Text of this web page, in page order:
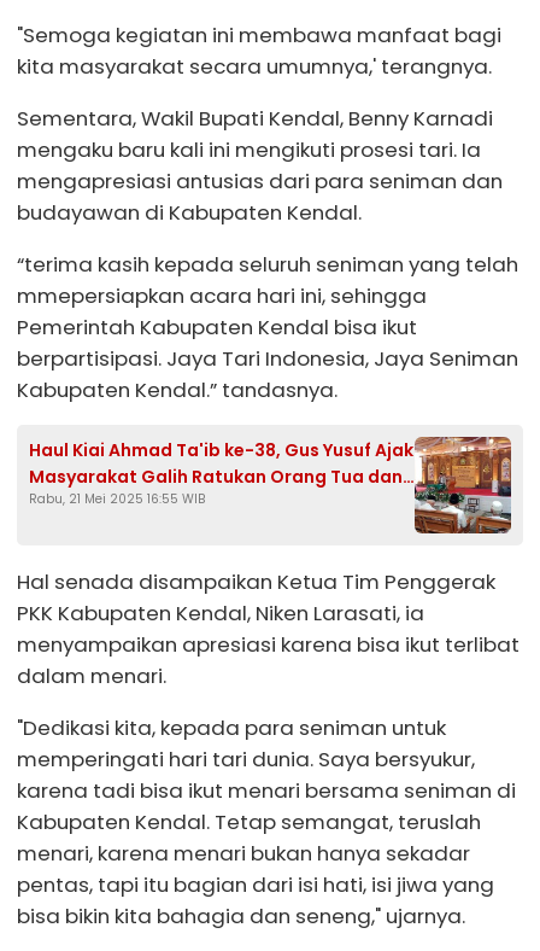
"Semoga kegiatan ini membawa manfaat bagi
kita masyarakat secara umumnya,' terangnya.
Sementara, Wakil Bupati Kendal, Benny Karnadi
mengaku baru kali ini mengikuti prosesi tari. Ia
mengapresiasi antusias dari para seniman dan
budayawan di Kabupaten Kendal.
“terima kasih kepada seluruh seniman yang telah
mmepersiapkan acara hari ini, sehingga
Pemerintah Kabupaten Kendal bisa ikut
berpartisipasi. Jaya Tari Indonesia, Jaya Seniman
Kabupaten Kendal.” tandasnya.
Haul Kiai Ahmad Ta'ib ke-38, Gus Yusuf Ajak
Masyarakat Galih Ratukan Orang Tua dan
Perbanyak Sedekah
Rabu, 21 Mei 2025 16:55 WIB
Hal senada disampaikan Ketua Tim Penggerak
PKK Kabupaten Kendal, Niken Larasati, ia
menyampaikan apresiasi karena bisa ikut terlibat
dalam menari.
"Dedikasi kita, kepada para seniman untuk
memperingati hari tari dunia. Saya bersyukur,
karena tadi bisa ikut menari bersama seniman di
Kabupaten Kendal. Tetap semangat, teruslah
menari, karena menari bukan hanya sekadar
pentas, tapi itu bagian dari isi hati, isi jiwa yang
bisa bikin kita bahagia dan seneng," ujarnya.